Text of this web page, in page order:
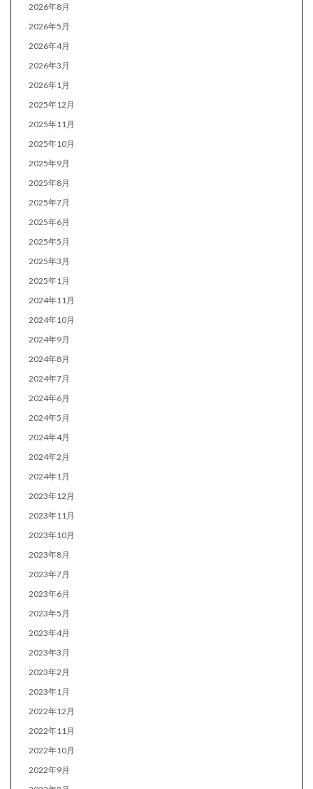
2026年8月
2026年5月
2026年4月
2026年3月
2026年1月
2025年12月
2025年11月
2025年10月
2025年9月
2025年8月
2025年7月
2025年6月
2025年5月
2025年3月
2025年1月
2024年11月
2024年10月
2024年9月
2024年8月
2024年7月
2024年6月
2024年5月
2024年4月
2024年2月
2024年1月
2023年12月
2023年11月
2023年10月
2023年8月
2023年7月
2023年6月
2023年5月
2023年4月
2023年3月
2023年2月
2023年1月
2022年12月
2022年11月
2022年10月
2022年9月